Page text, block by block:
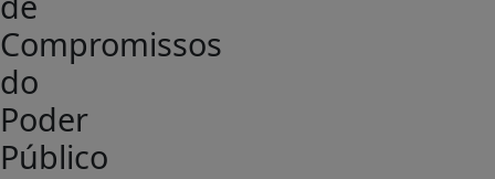
Compromissos
do
Poder
Público